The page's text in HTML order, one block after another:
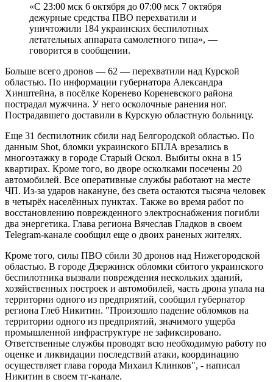
«С 23:00 мск 6 октября до 07:00 мск 7 октября
дежурные средства ПВО перехватили и
уничтожили 184 украинских беспилотных
летательных аппарата самолетного типа», —
говорится в сообщении.
Больше всего дронов — 62 — перехватили над Курской
областью. По информации губернатора Александра
Хинштейна, в посёлке Коренево Кореневского района
пострадал мужчина. У него осколочные ранения ног.
Пострадавшего доставили в Курскую областную больницу.
Еще 31 беспилотник сбили над Белгородской областью. По
данным Shot, бломки украинского БПЛА врезались в
многоэтажку в городе Старый Оскол. Выбиты окна в 15
квартирах. Кроме того, во дворе осколками посечены 20
автомобилей. Все оперативные службы работают на месте
ЧП. Из-за ударов накануне, без света остаются тысяча человек
в четырёх населённых пунктах. Также во время работ по
восстановлению поврежденного электроснабжения погибли
два энергетика. Глава региона Вячеслав Гладков в своем
Telegram-канале сообщил еще о двоих раненых жителях.
Кроме того, силы ПВО сбили 30 дронов над Нижегородской
областью. В городе Дзержинск обломки сбитого украинского
беспилотника вызвали повреждения нескольких зданий,
хозяйственных построек и автомобилей, часть дрона упала на
территории одного из предприятий, сообщил губернатор
региона Глеб Никитин. "Произошло падение обломков на
территории одного из предприятий, значимого ущерба
промышленной инфраструктуре не зафиксировано.
Ответственные службы проводят всю необходимую работу по
оценке и ликвидации последствий атаки, координацию
осуществляет глава города Михаил Клинков", - написал
Никитин в своем тг-канале.